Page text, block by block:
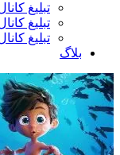
تبلیغ
تبلیغ
تبلیغ
بلاگ